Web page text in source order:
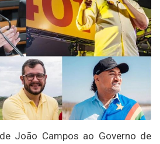
João Campos ao Governo de